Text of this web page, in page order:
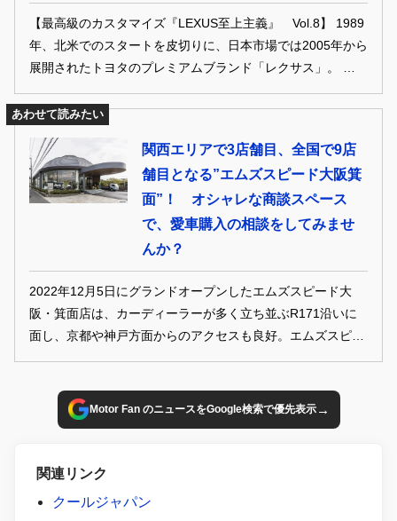
【最高級のカスタマイズ『LEXUS至上主義』 Vol.8】 1989
年、北米でのスタートを皮切りに、日本市場では2005年から
展開されたトヨタのプレミアムブランド「レクサス」。 セダ
り、いまやどのクラスにおいても国産最高峰に君臨している
車に、最高級のカスタムを施す、そんな魅力に迫っていく。
あわせて読みたい
関西エリアで3店舗目、全国で9店
舗目となる”エムズスピード大阪箕
面”！ オシャレな商談スペース
で、愛車購入の相談をしてみませ
んか？
2022年12月5日にグランドオープンしたエムズスピード大
阪・箕面店は、カーディーラーが多く立ち並ぶR171沿いに
面し、京都や神戸方面からのアクセスも良好。エムズスピー
Motor Fan のニュースをGoogle検索で優先表示→
関連リンク
クールジャパン